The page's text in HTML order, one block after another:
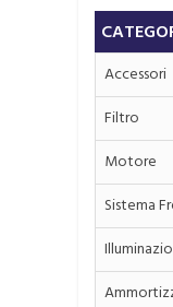
Accessori
Filtro
Motore
Sistema